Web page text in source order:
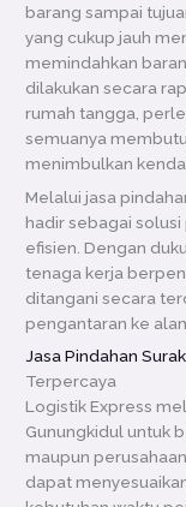
barang sampai
yang cukup jauh
memindahkan
dilakukan secara
rumah tangga,
semuanya
menimbulkan
Melalui jasa
hadir sebagai
efisien. Dengan
tenaga kerja
ditangani secara
pengantaran ke
Jasa Pindahan
Terpercaya
Logistik Express
Gunungkidul untuk
maupun
dapat